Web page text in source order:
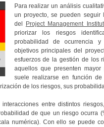
Para realizar un análisis
un proyecto, se pueden seguir
del
Project Management
priorizar los riesgos
probabilidad de ocurrencia
objetivos principales del
esfuerzos de la gestión de los
aquellos que presenten
suele realizarse en función
de los riesgos, sus
entre distintos
de que un riesgo ocurra
numérica). Con ello se puede